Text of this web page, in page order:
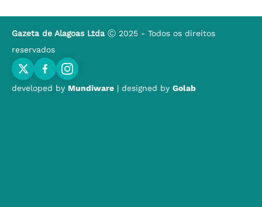
Gazeta de Alagoas Ltda Ⓒ 2025 - Todos os direitos
reservados
developed by Mundiware | designed by Golab